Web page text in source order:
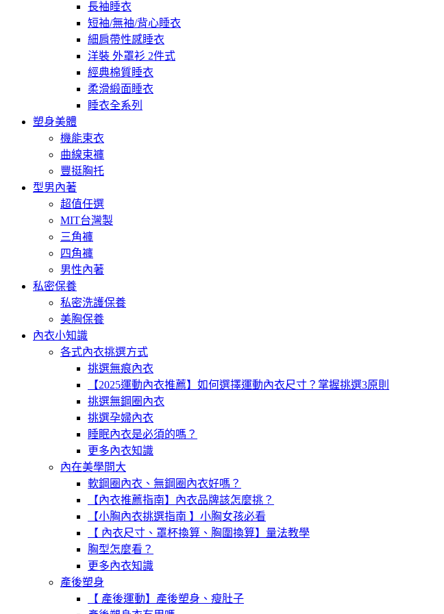
長袖睡衣
短袖/無袖/背心睡衣
細肩帶性感睡衣
洋裝 外罩衫 2件式
經典棉質睡衣
柔滑緞面睡衣
睡衣全系列
塑身美體
機能束衣
曲線束褲
豐挺胸托
型男內著
超值任選
MIT台灣製
三角褲
四角褲
男性內著
私密保養
私密洗護保養
美胸保養
內衣小知識
各式內衣挑選方式
挑選無痕內衣
【2025運動內衣推薦】如何選擇運動內衣尺寸？掌握挑選3原則
挑選無鋼圈內衣
挑選孕婦內衣
睡眠內衣是必須的嗎？
更多內衣知識
內在美學問大
軟鋼圈內衣、無鋼圈內衣好嗎？
【內衣推薦指南】內衣品牌該怎麼挑？
【小胸內衣挑選指南 】小胸女孩必看
【 內衣尺寸、罩杯換算、胸圍換算】量法教學
胸型怎麼看？
更多內衣知識
產後塑身
【 產後運動】產後塑身、瘦肚子